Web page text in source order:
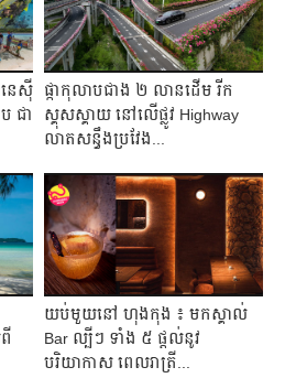
នេស៊ី
ជា
ផ្កាកុលាបជាង ២ លានដើម រីក
ស្គុសស្គាយ នៅលើផ្លូវ Highway
លាតសន្ធឹងប្រវែង...
យប់មួយនៅ ហុងកុង ៖ មកស្គាល់
Bar ល្បីៗ ទាំង ៥ ផ្តល់នូវ
បរិយាកាស ពេលរាត្រី...